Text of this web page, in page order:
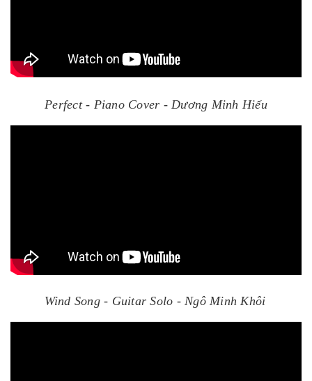
Perfect - Piano Cover - Dương Minh Hiếu
Wind Song - Guitar Solo - Ngô Minh Khôi